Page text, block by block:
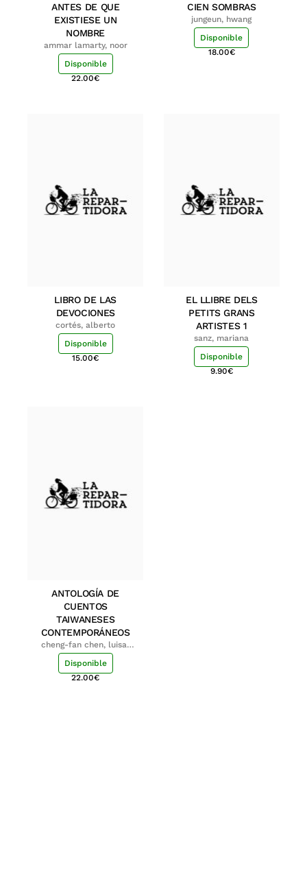
ANTES DE QUE
EXISTIESE UN
NOMBRE
ammar lamarty, noor
Disponible
22.00€
CIEN SOMBRAS
jungeun, hwang
Disponible
18.00€
LIBRO DE LAS
DEVOCIONES
cortés, alberto
Disponible
15.00€
EL LLIBRE DELS
PETITS GRANS
ARTISTES 1
sanz, mariana
Disponible
9.90€
ANTOLOGÍA DE
CUENTOS
TAIWANESES
CONTEMPORÁNEOS
cheng-fan chen, luisa;
shu-ying chang, luisa
Disponible
22.00€